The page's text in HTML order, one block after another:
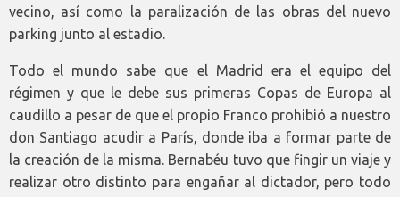
vecino, así como la paralización de las obras del nuevo
parking junto al estadio.
Todo el mundo sabe que el Madrid era el equipo del
régimen y que le debe sus primeras Copas de Europa al
caudillo a pesar de que el propio Franco prohibió a nuestro
don Santiago acudir a París, donde iba a formar parte de
la creación de la misma. Bernabéu tuvo que fingir un viaje y
realizar otro distinto para engañar al dictador, pero todo